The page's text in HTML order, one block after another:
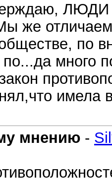
же
по
много
имела
мнению -